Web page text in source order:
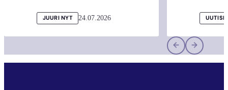
JUURI NYT 24.07.2026